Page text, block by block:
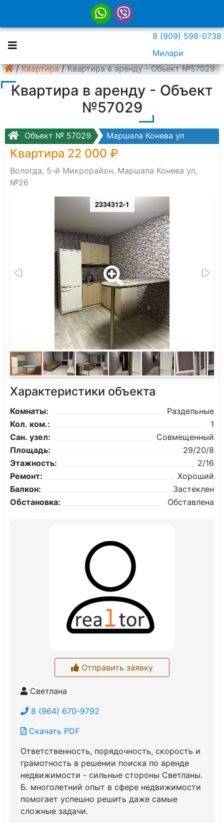
8 (909) 598-0738
Милари
/ Квартира / Квартира в аренду - Объект №57029
Квартира в аренду - Объект
№57029
Объект № 57029 Маршала Конева ул
Квартира 22 000 ₽
Вологда, 5-й Микрорайон, Маршала Конева ул,
№26
2334312-1
Характеристики объекта
Комнаты:
Раздельные
Кол. ком.:
1
Сан. узел:
Совмещенный
Площадь:
29/20/8
Этажность:
2/16
Ремонт:
Хороший
Балкон:
Застеклен
Обстановка:
Обставлена
Отправить заявку
Светлана
8 (964) 670-9792
Скачать PDF
Ответственность, порядочность, скорость и
грамотность в решении поиска по аренде
недвижимости - сильные стороны Светланы.
Б. многолетний опыт в сфере недвижимости
помогает успешно решить даже самые
сложные задачи.